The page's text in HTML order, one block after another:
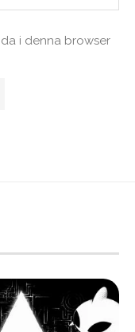
i denna browser